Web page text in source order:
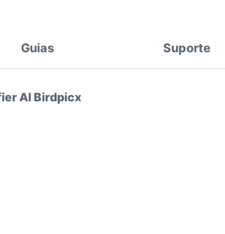
Guias Suporte
AI Birdpicx